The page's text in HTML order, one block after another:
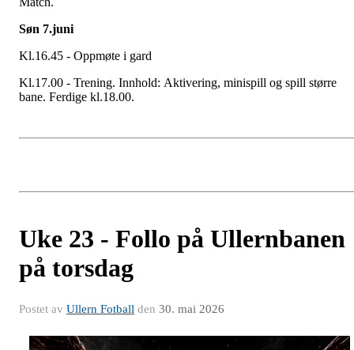
Søn 7.juni
Kl.16.45 - Oppmøte i gard
Kl.17.00 - Trening. Innhold: Aktivering, minispill og spill større
bane. Ferdige kl.18.00.
Uke 23 - Follo på Ullernbanen
på torsdag
Postet av Ullern Fotball den 30. mai 2026